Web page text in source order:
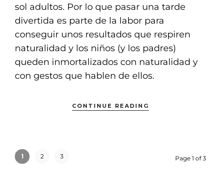
sol adultos. Por lo que pasar una tarde
divertida es parte de la labor para
conseguir unos resultados que respiren
naturalidad y los niños (y los padres)
queden inmortalizados con naturalidad y
con gestos que hablen de ellos.
CONTINUE READING
1 2 3 Page 1 of 3